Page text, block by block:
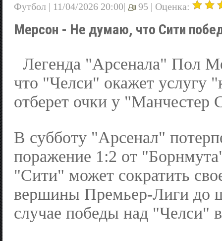
Футбол | 11/04/2026 20:00| 95 | Оценка:
Мерсон - Не думаю, что Сити
Легенда "Арсенала" Пол
что "Челси" окажет услугу
отберет очки у "Манчестер
В субботу "Арсенал"
поражение 1:2 от
"Сити" может сократить
вершины Премьер-Лиги до
случае победы над "Челси"